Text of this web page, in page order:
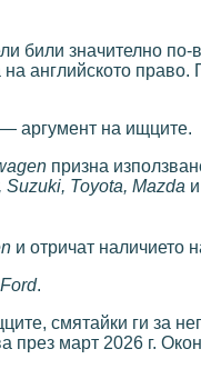
били значително
английското
— аргумент на ищците.
призна
Toyota, Mazda и
и отричат наличието
Ford.
смятайки ги за
март 2026 г.